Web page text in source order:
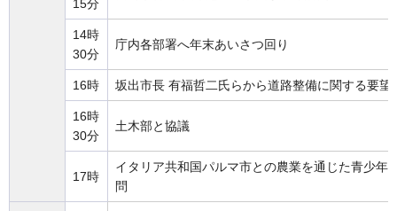
15分
14時
30分
庁内各部署へ年末あいさつ回り
16時 坂出市長 有福哲二氏らから道路整備に関する要望
16時
30分
土木部と協議
17時
イタリア共和国パルマ市との農業を通じた青少年
問